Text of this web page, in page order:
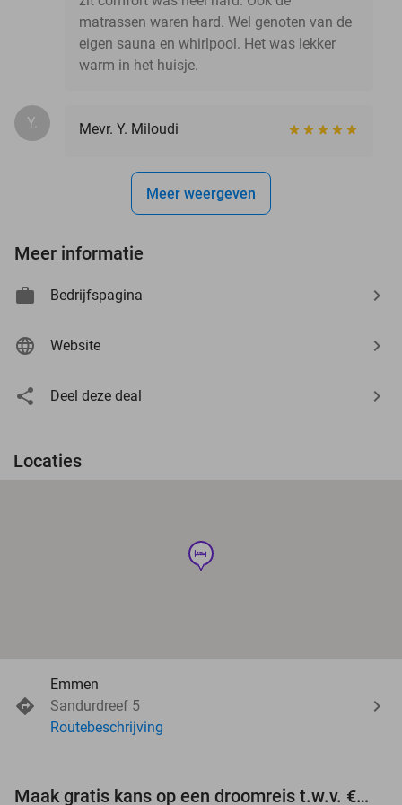
matrassen waren hard. Wel genoten van de
eigen sauna en whirlpool. Het was lekker
warm in het huisje.
Y. Mevr. Y. Miloudi
Meer weergeven
Meer informatie
Bedrijfspagina
Website
Deel deze deal
Locaties
hotel
Emmen
Sandurdreef 5
Routebeschrijving
Maak gratis kans op een droomreis t.w.v. €3.000!